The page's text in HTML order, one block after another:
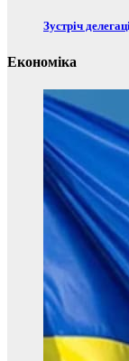
Зустріч
Економіка